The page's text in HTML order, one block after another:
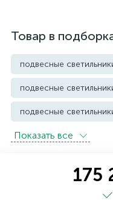
Товар в
подвесные
подвесные
подвесные
подвесные
подвесные
Показать всe
175